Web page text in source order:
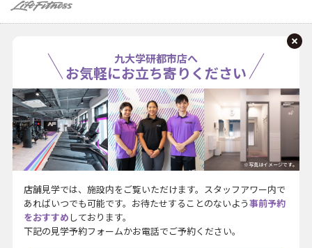
九大学研都市店へ
お気軽にお立ち寄りください
※写真はイメージです。
店舗見学では、施設内をご覧いただけます。スタッフアワー内で
あればいつでも可能です。お待たせすることのないよう事前予約
をおすすめ しております。
下記の見学予約フォームかお電話でご予約ください。